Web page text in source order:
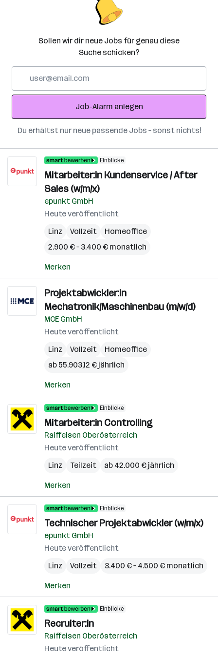
Sollen wir dir neue Jobs für genau diese
Suche schicken?
Adresse
Job-Alarm anlegen
Du erhältst nur neue passende Jobs – sonst nichts!
Einblicke
Mitarbeiter:in Kundenservice / After
Sales (w/m/x)
epunkt GmbH
Heute veröffentlicht
Linz
Vollzeit
Homeoffice
2.900 € – 3.400 € monatlich
Merken
Projektabwickler:in
Mechatronik/Maschinenbau (m/w/d)
MCE GmbH
Heute veröffentlicht
Linz
Vollzeit
Homeoffice
ab 55.903,12 € jährlich
Merken
Einblicke
Mitarbeiter:in Controlling
Raiffeisen Oberösterreich
Heute veröffentlicht
Linz
Teilzeit ab 42.000 € jährlich
Merken
Einblicke
Technischer Projektabwickler (w/m/x)
epunkt GmbH
Heute veröffentlicht
Linz
Vollzeit 3.400 € – 4.500 € monatlich
Merken
Einblicke
Recruiter:in
Raiffeisen Oberösterreich
Heute veröffentlicht